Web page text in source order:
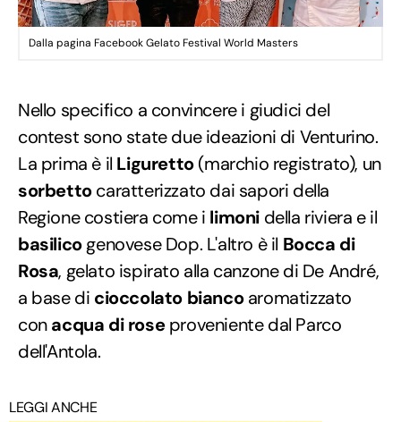
Dalla pagina Facebook Gelato Festival World Masters
Nello specifico a convincere i giudici del
contest sono state due ideazioni di Venturino.
La prima è il Liguretto(marchio registrato), un
sorbettocaratterizzato dai sapori della
Regione costiera come i limoni della riviera e il
basilicogenovese Dop. L'altro è il Bocca di
Rosa, gelato ispirato alla canzone di De André,
a base di cioccolato biancoaromatizzato
conacqua di roseproveniente dal Parco
dell'Antola.
LEGGI ANCHE